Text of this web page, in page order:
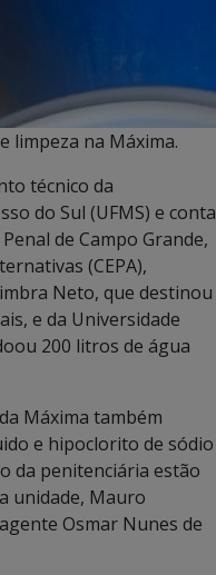
limpeza na Máxima.
técnico da
do Sul (UFMS) e conta
de Campo Grande,
(CEPA),
Neto, que destinou
e da Universidade
200 litros de água
Máxima também
e hipoclorito de sódio
da penitenciária estão
unidade, Mauro
Osmar Nunes de